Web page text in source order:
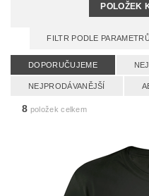
POLOŽEK
FILTR PODLE
DOPORUČUJEME
NEJPRODÁVANĚJŠÍ
8 položek celkem